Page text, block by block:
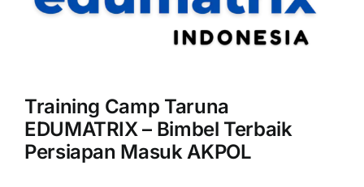
Training Camp Taruna
EDUMATRIX – Bimbel Terbaik
Persiapan Masuk AKPOL